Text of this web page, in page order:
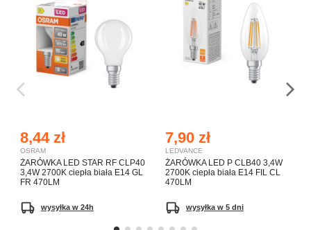
8,44 zł
OSRAM
ŻARÓWKA LED STAR RF CLP40
3,4W 2700K ciepła biała E14 GL
FR 470LM
wysyłka w 24h
7,90 zł
LEDVANCE
ŻARÓWKA LED P CLB40 3,4W
2700K ciepła biała E14 FIL CL
470LM
wysyłka w 5 dni